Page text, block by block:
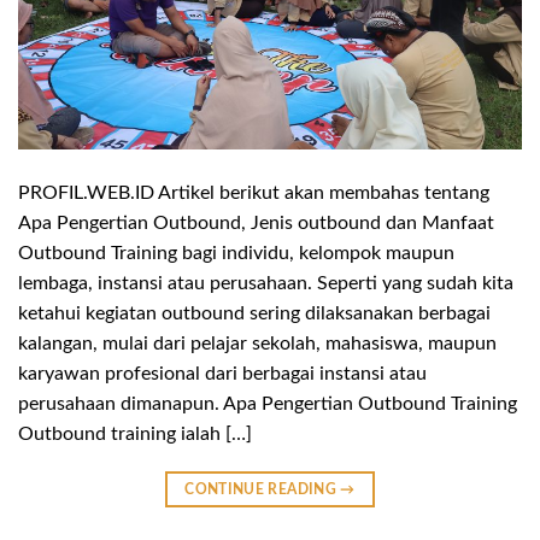
PROFIL.WEB.ID Artikel berikut akan membahas tentang
Apa Pengertian Outbound, Jenis outbound dan Manfaat
Outbound Training bagi individu, kelompok maupun
lembaga, instansi atau perusahaan. Seperti yang sudah kita
ketahui kegiatan outbound sering dilaksanakan berbagai
kalangan, mulai dari pelajar sekolah, mahasiswa, maupun
karyawan profesional dari berbagai instansi atau
perusahaan dimanapun. Apa Pengertian Outbound Training
Outbound training ialah […]
CONTINUE READING→